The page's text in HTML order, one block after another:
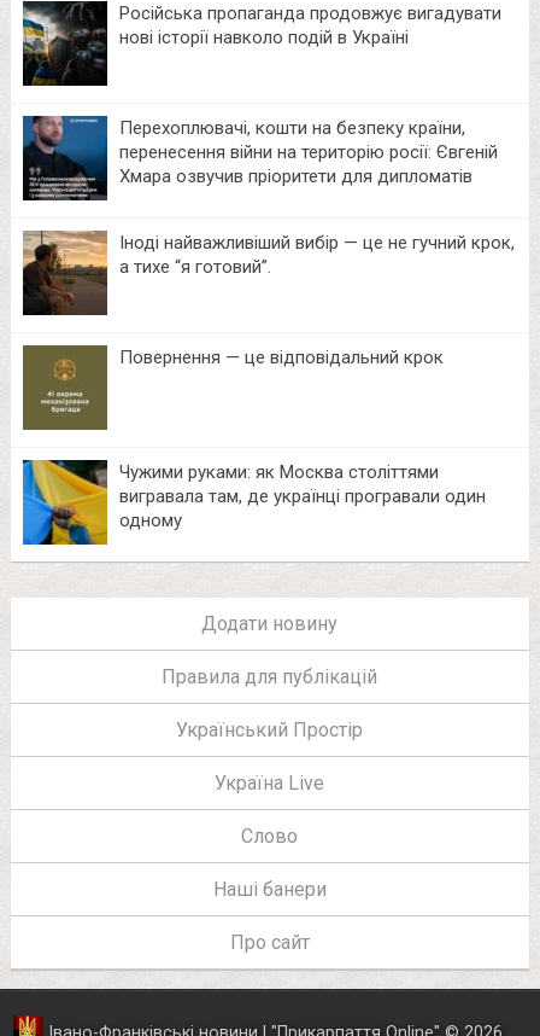
Російська пропаганда продовжує вигадувати
нові історії навколо подій в Україні
Перехоплювачі, кошти на безпеку країни,
перенесення війни на територію росії: Євгеній
Хмара озвучив пріоритети для дипломатів
Іноді найважливіший вибір — це не гучний крок,
а тихе “я готовий”.
Повернення — це відповідальний крок
Чужими руками: як Москва століттями
вигравала там, де українці програвали один
одному
Додати новину
Правила для публікацій
Український Простір
Україна Live
Слово
Наші банери
Про сайт